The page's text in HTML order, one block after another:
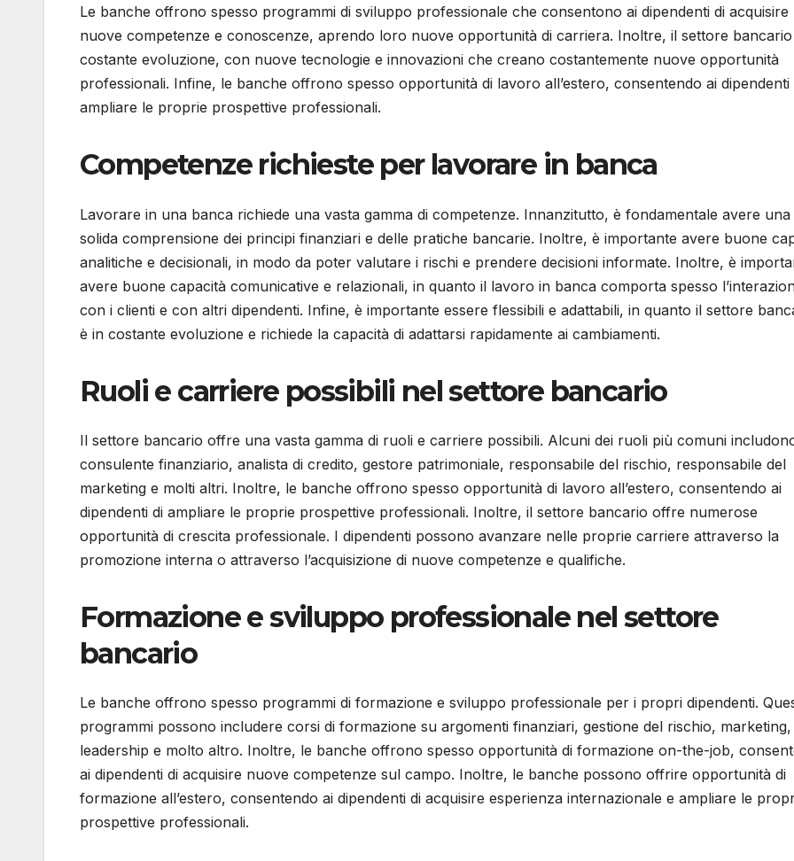
Le banche offrono spesso programmi di sviluppo professionale che consentono ai dipendenti di acquisire
nuove competenze e conoscenze, aprendo loro nuove opportunità di carriera. Inoltre, il settore
costante evoluzione, con nuove tecnologie e innovazioni che creano costantemente nuove opportunità
professionali. Infine, le banche offrono spesso opportunità di lavoro all’estero, consentendo ai dipendenti
ampliare le proprie prospettive professionali.
Competenze richieste per lavorare in banca
Lavorare in una banca richiede una vasta gamma di competenze. Innanzitutto, è fondamentale avere una
solida comprensione dei principi finanziari e delle pratiche bancarie. Inoltre, è importante avere buone
analitiche e decisionali, in modo da poter valutare i rischi e prendere decisioni informate. Inoltre, è
avere buone capacità comunicative e relazionali, in quanto il lavoro in banca comporta spesso
con i clienti e con altri dipendenti. Infine, è importante essere flessibili e adattabili, in quanto il settore
è in costante evoluzione e richiede la capacità di adattarsi rapidamente ai cambiamenti.
Ruoli e carriere possibili nel settore bancario
Il settore bancario offre una vasta gamma di ruoli e carriere possibili. Alcuni dei ruoli più comuni
consulente finanziario, analista di credito, gestore patrimoniale, responsabile del rischio, responsabile del
marketing e molti altri. Inoltre, le banche offrono spesso opportunità di lavoro all’estero, consentendo ai
dipendenti di ampliare le proprie prospettive professionali. Inoltre, il settore bancario offre numerose
opportunità di crescita professionale. I dipendenti possono avanzare nelle proprie carriere attraverso la
promozione interna o attraverso l’acquisizione di nuove competenze e qualifiche.
Formazione e sviluppo professionale nel settore
bancario
Le banche offrono spesso programmi di formazione e sviluppo professionale per i propri dipendenti.
programmi possono includere corsi di formazione su argomenti finanziari, gestione del rischio, marketing,
leadership e molto altro. Inoltre, le banche offrono spesso opportunità di formazione on-the-job,
ai dipendenti di acquisire nuove competenze sul campo. Inoltre, le banche possono offrire opportunità di
formazione all’estero, consentendo ai dipendenti di acquisire esperienza internazionale e ampliare le
prospettive professionali.